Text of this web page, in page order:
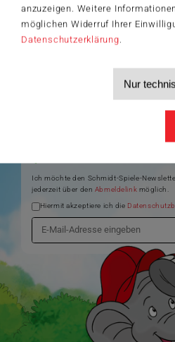
anzuzeigen. Weitere
möglichen Widerruf Ihrer
Datenschutzerklärung
Nur
Der Schmidt-Spiele-
Jetzt anmelden und 5€
Willkommensgutschein in Höhe von 5€
Aktuelle Themen und Trends aus der
Ich möchte den Schmidt-Spiele-
jederzeit über den Abmeldelink möglich.
Hiermit akzeptiere ich die